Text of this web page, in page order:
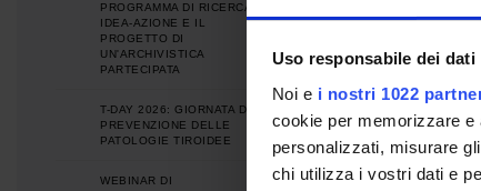
Uso responsabile dei dati
Noi e i nostri 1022
cookie per memorizzare
personalizzati, misurare
chi utilizza i vostri dati e
PROGRAMMA DI RICERCA
IDEA-AZIONE E IL
PROGETTO DI
UN'ARCHIVISTICA
PARTECIPATA
T-DAY 2026: GIORNATA DI
PREVENZIONE DELLE
PATOLOGIE TIROIDEE
WEBINAR DI